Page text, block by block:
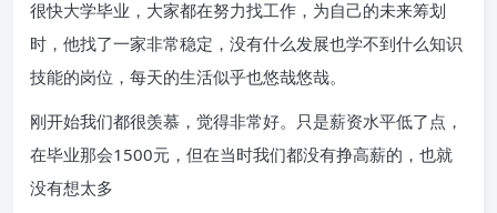
很快大学毕业，大家都在努力找工作，为自己的未来筹划
时，他找了一家非常稳定，没有什么发展也学不到什么知识
技能的岗位，每天的生活似乎也悠哉悠哉。
刚开始我们都很羡慕，觉得非常好。只是薪资水平低了点，
在毕业那会1500元，但在当时我们都没有挣高薪的，也就
没有想太多